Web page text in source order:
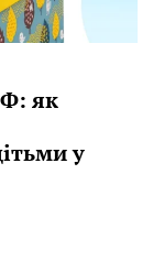
як
у